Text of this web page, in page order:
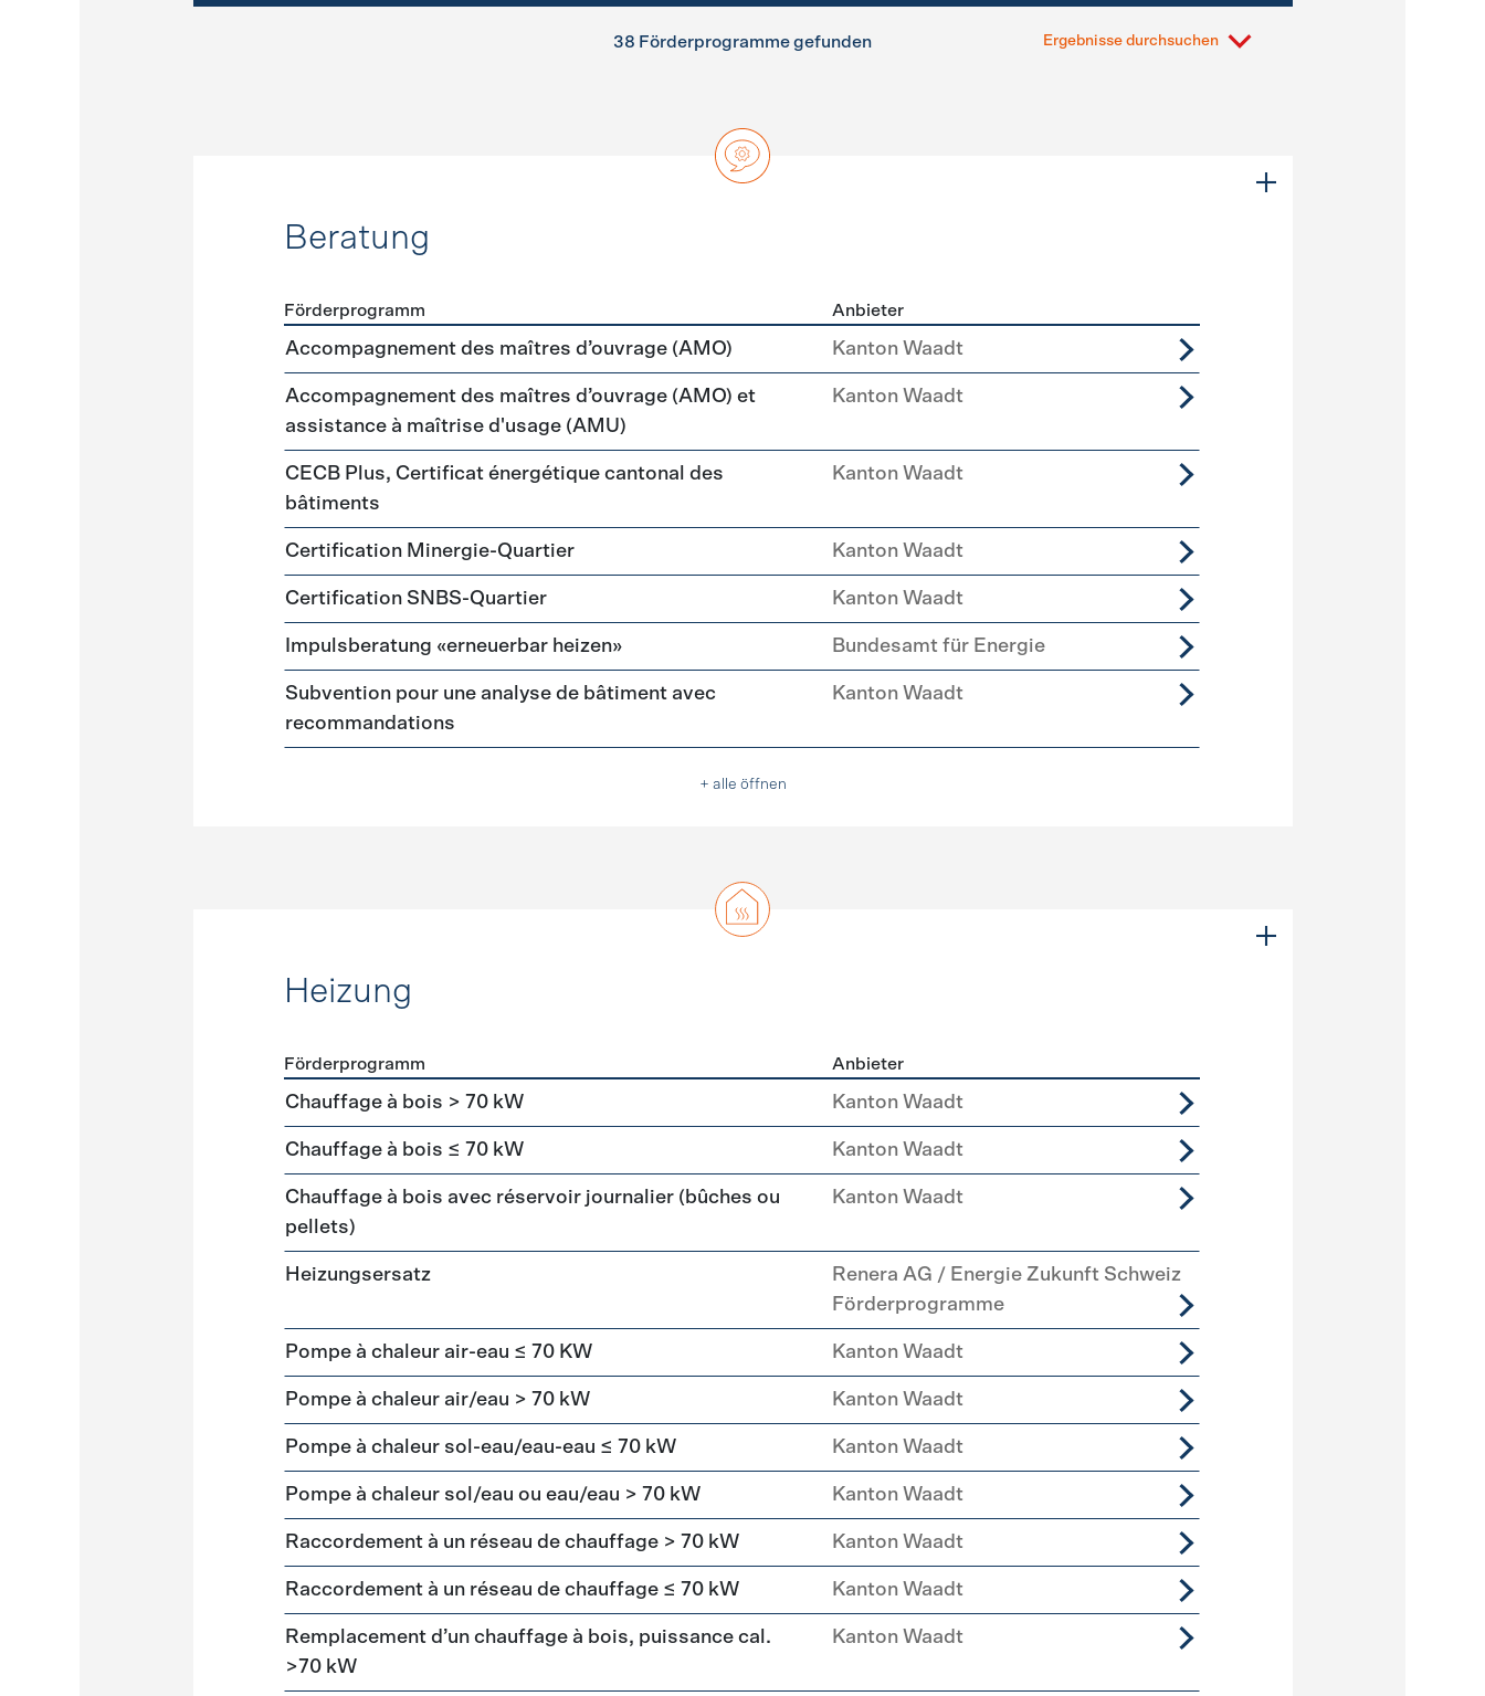
38 Förderprogramme gefunden Ergebnisse durchsuchen
Beratung
Förderprogramme Beratung
Förderprogramm Anbieter
Accompagnement des maîtres d’ouvrage (AMO) Kanton Waadt
Accompagnement des maîtres d’ouvrage (AMO) et
assistance à maîtrise d'usage (AMU)
Kanton Waadt
CECB Plus, Certificat énergétique cantonal des
bâtiments
Kanton Waadt
Certification Minergie-Quartier Kanton Waadt
Certification SNBS-Quartier Kanton Waadt
Impulsberatung «erneuerbar heizen» Bundesamt für Energie
Subvention pour une analyse de bâtiment avec
recommandations
Kanton Waadt
+ alle öffnen
Heizung
Förderprogramme Heizung
Förderprogramm Anbieter
Chauffage à bois > 70 kW Kanton Waadt
Chauffage à bois ≤ 70 kW Kanton Waadt
Chauffage à bois avec réservoir journalier (bûches ou
pellets)
Kanton Waadt
Heizungsersatz
Renera AG / Energie Zukunft Schweiz
Förderprogramme
Pompe à chaleur air-eau ≤ 70 KW Kanton Waadt
Pompe à chaleur air/eau > 70 kW Kanton Waadt
Pompe à chaleur sol-eau/eau-eau ≤ 70 kW Kanton Waadt
Pompe à chaleur sol/eau ou eau/eau > 70 kW Kanton Waadt
Raccordement à un réseau de chauffage > 70 kW Kanton Waadt
Raccordement à un réseau de chauffage ≤ 70 kW Kanton Waadt
Remplacement d’un chauffage à bois, puissance cal.
>70 kW
Kanton Waadt